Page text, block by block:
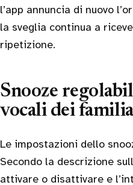
l’app annuncia di nuovo
la sveglia continua a
ripetizione.
Snooze
vocali dei
Le impostazioni dello
Secondo la descrizione
attivare o disattivare e